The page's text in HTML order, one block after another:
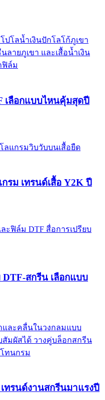
เลือกแบบไหนคุ้มสุดปี
รม เทรนด์เสื้อ Y2K ปี
สกรีน เลือกแบบ
ทรนด์งานสกรีนมาแรงปี